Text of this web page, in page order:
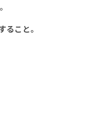
ること。